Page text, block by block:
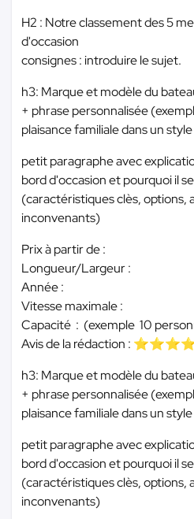
H2 : Notre classement des 5
d'occasion
consignes : introduire le sujet.
h3: Marque et modèle du
+ phrase personnalisée
plaisance familiale dans un
petit paragraphe avec
bord d'occasion et pourquoi il
(caractéristiques clès, options,
inconvenants)
Prix à partir de :
Longueur/Largeur :
Année :
Vitesse maximale :
Capacité : (exemple 10
Avis de la rédaction :
h3: Marque et modèle du
+ phrase personnalisée
plaisance familiale dans un
petit paragraphe avec
bord d'occasion et pourquoi il
(caractéristiques clès, options,
inconvenants)